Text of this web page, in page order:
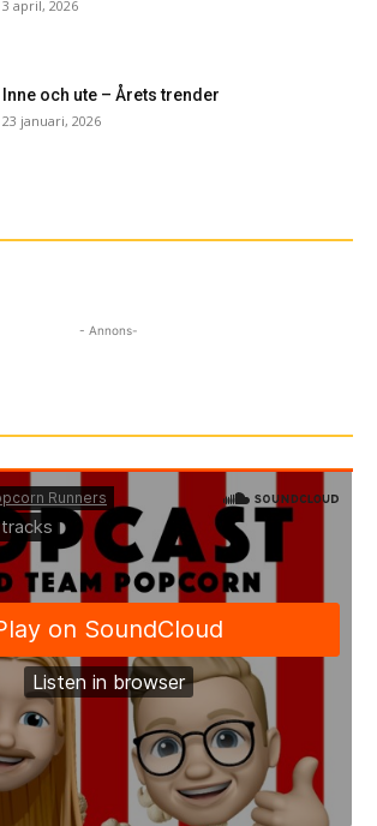
3 april, 2026
Inne och ute – Årets trender
23 januari, 2026
- Annons-